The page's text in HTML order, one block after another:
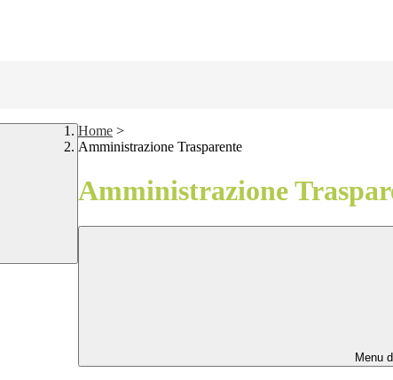
Home >
Amministrazione Trasparente
Amministrazione
Menu